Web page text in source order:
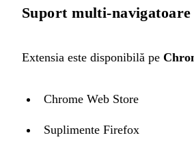
Suport multi-navigatoare
Extensia este disponibilă pe
Chrome Web Store
Suplimente Firefox